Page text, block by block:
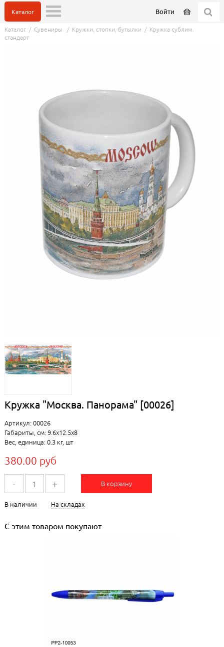
Войти
Каталог
Каталог/ Сувениры / Кружки, стопки, бутылки / Кружка сублим.
стандарт
Кружка "Москва. Панорама" [00026]
Артикул: 00026
Габариты, см: 9.6x12.5x8
Вес, единица: 0.3 кг, шт
380.00 руб
- + В корзину
В наличии На складах
С этим товаром покупают